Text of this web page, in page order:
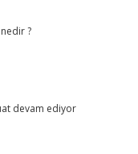
?
devam ediyor